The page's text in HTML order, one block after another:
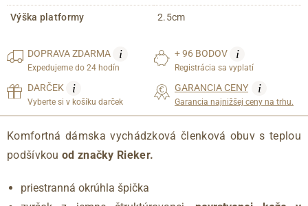
Výška platformy 2.5cm
DOPRAVAZDARMA i
Expedujeme do 24 hodín
+ 96 BODOV i
Registrácia sa vyplatí
DARČEK i
Vyberte si v košíku darček
GARANCIA CENY i
Garancia najnižšej ceny na trhu.
Komfortná dámska vychádzková členková obuv s teplou
podšívkouod značky Rieker.
priestranná okrúhla špička